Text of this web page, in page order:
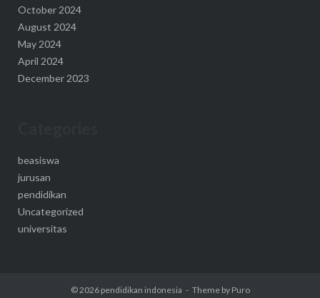
October 2024
August 2024
May 2024
April 2024
December 2023
beasiswa
jurusan
pendidikan
Uncategorized
universitas
© 2026 pendidikan indonesia Theme by Puro